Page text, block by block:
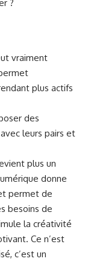
?
vraiment
plus actifs
des
leurs pairs et
plus un
donne
permet de
besoins de
la créativité
Ce n’est
c’est un